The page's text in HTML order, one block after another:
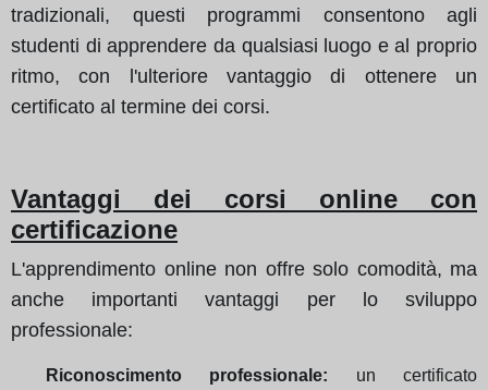
tradizionali, questi programmi consentono agli
studenti di apprendere da qualsiasi luogo e al proprio
ritmo, con l'ulteriore vantaggio di ottenere un
certificato al termine dei corsi.
Vantaggi dei corsi online con
certificazione
L'apprendimento online non offre solo comodità, ma
anche importanti vantaggi per lo sviluppo
professionale:
Riconoscimento professionale: un certificato